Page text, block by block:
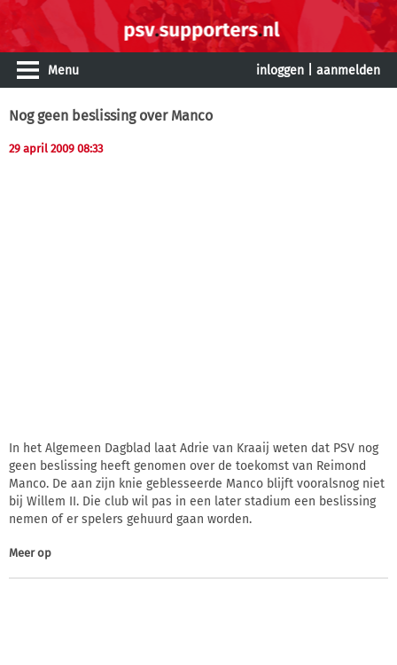
Menu inloggen aanmelden
Nog geen beslissing over Manco
29 april 2009 08:33
In het Algemeen Dagblad laat Adrie van Kraaij weten dat PSV nog
geen beslissing heeft genomen over de toekomst van Reimond
Manco. De aan zijn knie geblesseerde Manco blijft vooralsnog niet
bij Willem II. Die club wil pas in een later stadium een beslissing
nemen of er spelers gehuurd gaan worden.
Meer op